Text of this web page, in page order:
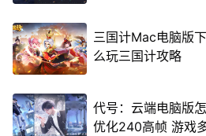
三国计Mac电脑版
么玩三国计攻略
代号：云端电脑版
优化240高帧 游戏